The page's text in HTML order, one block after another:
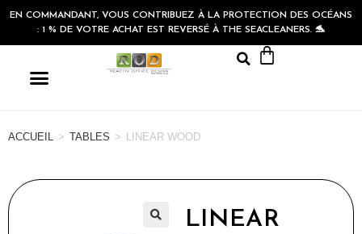
EN COMMANDANT, VOUS CONTRIBUEZ À LA PROTECTION DES OCÉANS
: 1 % DE VOTRE ACHAT EST REVERSÉ À THE SEACLEANERS. 🐬
ACCUEIL > TABLES > LINEAR WOOD
LINEAR